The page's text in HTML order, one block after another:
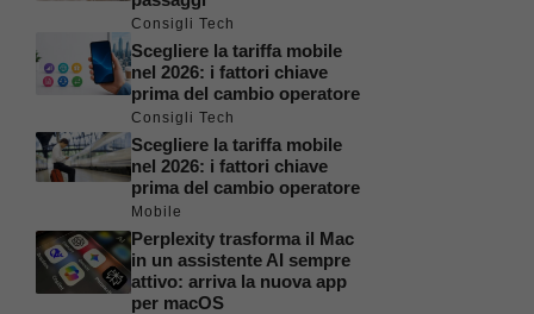
Consigli Tech
Scegliere la tariffa mobile
nel 2026: i fattori chiave
prima del cambio operatore
Consigli Tech
Scegliere la tariffa mobile
nel 2026: i fattori chiave
prima del cambio operatore
Mobile
Perplexity trasforma il Mac
in un assistente AI sempre
attivo: arriva la nuova app
per macOS